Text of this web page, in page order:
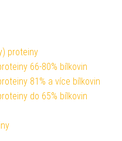
proteiny
66-80% bílkovin
81% a více bílkovin
do 65% bílkovin